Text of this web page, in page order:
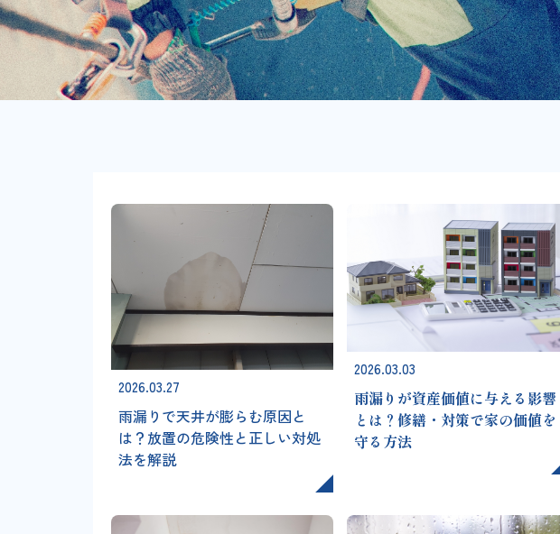
2026.03.27
雨漏りで天井が膨らむ原因と
は？放置の危険性と正しい対処
法を解説
2026.03.03
雨漏りが資産価値に与える影響
とは？修繕・対策で家の価値を
守る方法